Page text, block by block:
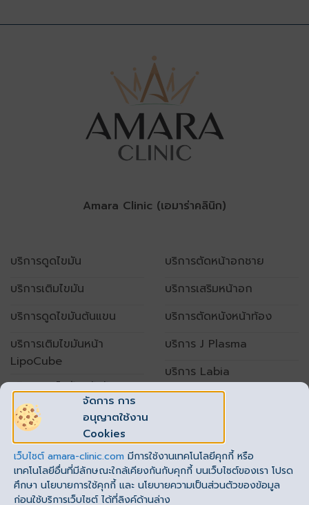
จัดการ การ
อนุญาตใช้งาน
Cookies
เว็บไซต์amara-clinic.com มีการใช้งานเทคโนโลยีคุกกี้ หรือ
เทคโนโลยีอื่นที่มีลักษณะใกล้เคียงกันกับคุกกี้ บนเว็บไซต์ของเรา โปรด
ศึกษา นโยบายการใช้คุกกี้ และ นโยบายความเป็นส่วนตัวของข้อมูล
ก่อนใช้บริการเว็บไซต์ ได้ที่ลิงค์ด้านล่าง
Amara Clinic (เอมาร่าคลินิก)
บริการดูดไขมัน
บริการเติมไขมัน
บริการดูดไขมันต้นแขน
บริการเติมไขมันหน้า
LipoCube
บริการดูดไขมันหน้าท้อง
บริการตัดหน้าอกชาย
บริการเสริมหน้าอก
บริการตัดหนังหน้าท้อง
บริการ J Plasma
บริการ Labia
เปิดทำการทุกวัน
เวลา 10.00 – 20.00 น.
โทร. : 062-789-1999 ต่อ 1(รัชโยธิน),2(ราชพฤกษ์)